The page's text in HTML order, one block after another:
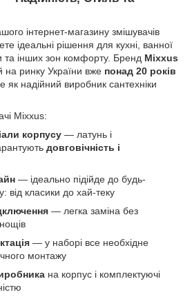
інтернет-магазину змішувачів
ідеальні рішення для кухні, ванної
та інших зон комфорту. Бренд Mixxus
на ринку України вже понад 20 років
як надійний виробник сантехніки
Mixxus:
корпусу — латунь і
довговічність і
— ідеально підійде до будь-
від класики до хай-теку
— легка заміна без
— у наборі все необхідне
монтажу
на корпус і комплектуючі